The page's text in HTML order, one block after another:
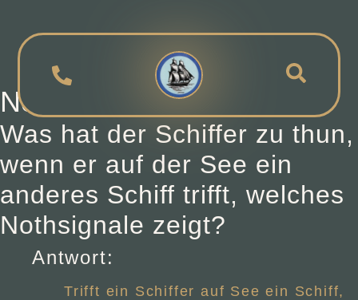
Nothsignale
Was hat der Schiffer zu thun,
wenn er auf der See ein
anderes Schiff trifft, welches
Nothsignale zeigt?
Antwort:
Trifft ein Schiffer auf See ein Schiff,